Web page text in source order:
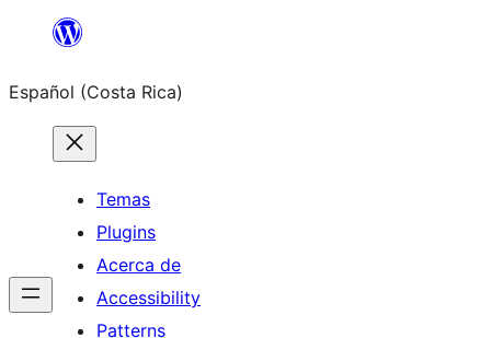
Saltar
contenido
Español (Costa Rica)
Temas
Plugins
Acerca de
Accessibility
Patterns